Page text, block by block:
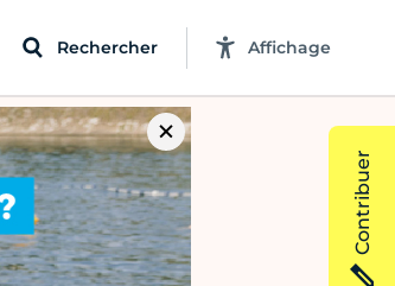
Rechercher Affichage
Contribuer